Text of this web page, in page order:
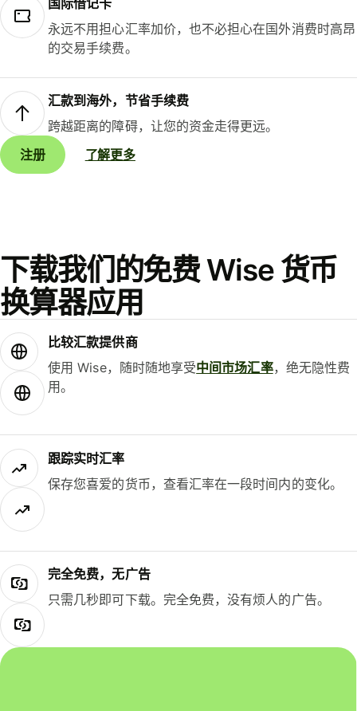
国际借记卡
永远不用担心汇率加价，也不必担心在国外消费时高昂
的交易手续费。
汇款到海外，节省手续费
跨越距离的障碍，让您的资金走得更远。
注册
了解更多
下载我们的免费 Wise 货币
换算器应用
比较汇款提供商
使用 Wise，随时随地享受中间市场汇率，绝无隐性费
用。
跟踪实时汇率
保存您喜爱的货币，查看汇率在一段时间内的变化。
完全免费，无广告
只需几秒即可下载。完全免费，没有烦人的广告。